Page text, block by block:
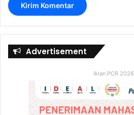
Advertisement
Iklan PCR 2026